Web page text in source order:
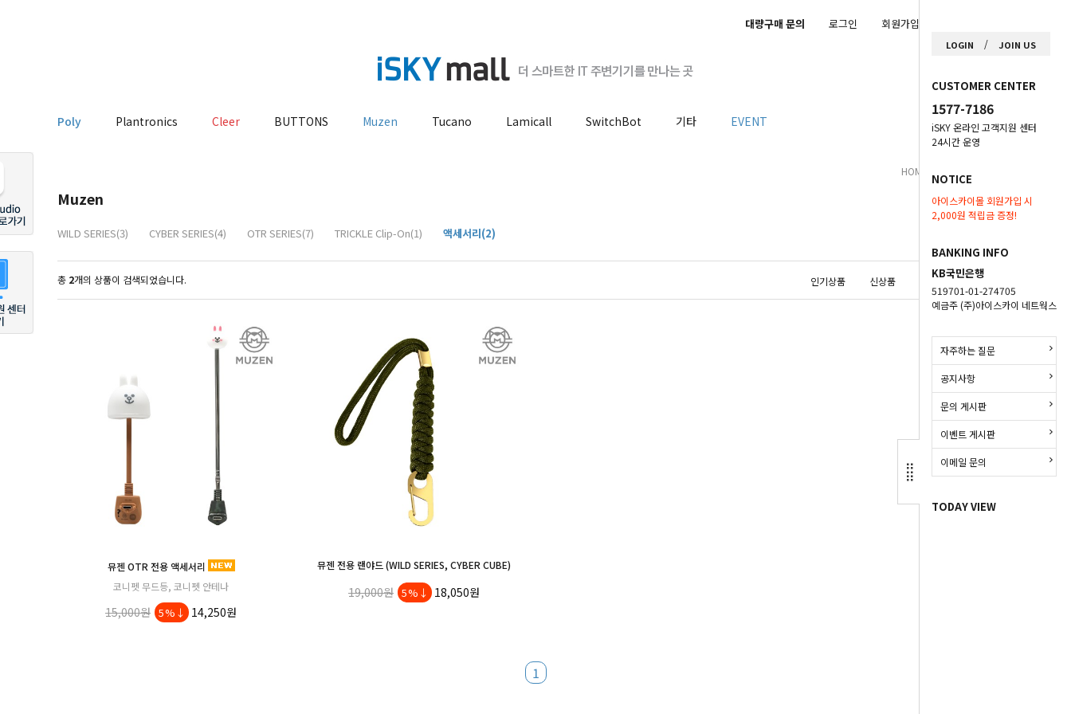
대량구매 문의 로그인 회원가입
Poly Plantronics Cleer BUTTONS Muzen Tucano Lamicall SwitchBot 기타 EVENT
LOGIN / JOIN US
CUSTOMER CENTER
1577-7186
iSKY 온라인 고객지원 센터
24시간 운영
NOTICE
아이스카이몰 회원가입 시
2,000원 적립금 증정!
BANKING INFO
KB국민은행
519701-01-274705
예금주 (주)아이스카이 네트웍스
자주하는 질문
공지사항
문의 게시판
이벤트 게시판
이메일 문의
TODAY VIEW
HOME
Muzen
WILD SERIES(3) CYBER SERIES(4) OTR SERIES(7) TRICKLE Clip-On(1) 액세서리(2)
총 2개의 상품이 검색되었습니다. 인기상품 신상품 낮은가격 높은가격
뮤젠 OTR 전용 액세서리
코니펫 무드등, 코니펫 안테나
15,000원 5%↓ 14,250원
뮤젠 전용 랜야드 (WILD SERIES, CYBER CUBE)
19,000원 5%↓ 18,050원
1